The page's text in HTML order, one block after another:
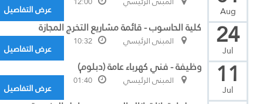
Aug عرض التفاصيل
24
Jul
كلية الحاسوب - قائمة مشاريع التخرج المجازة
المبنى الرئيسي 10:32
عرض التفاصيل
11
Jul
وظيفة - فني كهرباء عامة (دبلوم)
المبنى الرئيسي 01:40
عرض التفاصيل